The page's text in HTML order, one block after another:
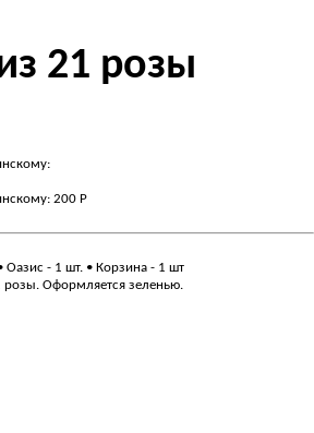
21 розы
200 Р
Оазис - 1 шт. • Корзина - 1 шт
розы. Оформляется зеленью.